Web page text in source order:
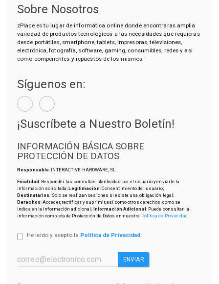
Sobre Nosotros
zPlace es tu lugar de informática online donde encontraras amplia
variedad de productos tecnológicos a las necesidades que requieras
desde portátiles, smartphone, tablets, impresoras, televisiones,
electrónica, fotografía, software, gaming, consumibles, redes y asi
como compenentes y repuestos de los mismos.
Síguenos en:
¡Suscríbete a Nuestro Boletín!
INFORMACIÓN BÁSICA SOBRE
PROTECCIÓN DE DATOS
Responsable: INTERACTIVE HARDWARE, SL
Finalidad: Responder las consultas planteadas por el usuario y enviarle la
información solicitada;Legitimación: Consentimiento del usuario;
Destinatarios: Solo se realizan cesiones si existe una obligación legal;
Derechos: Acceder, rectificar y suprimir, así como otros derechos, como se
indica en la información adicional; Información Adicional: Puede consultar la
información completa de Protección de Datos en nuestra Política de Privacidad
He leído y acepto la Política de Privacidad.
ENVIAR